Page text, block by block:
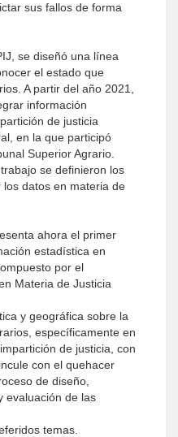
sus fallos de forma
se diseñó una línea
el estado que
A partir del año 2021,
información
de justicia
en la que participó
Superior Agrario.
se definieron los
datos en materia de
ahora el primer
estadística en
por el
Materia de Justicia
y geográfica sobre la
específicamente en
de justicia, con
con el quehacer
de diseño,
evaluación de las
temas.